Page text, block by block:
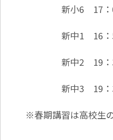
新小6 17：05
新中1 16：50
新中2 19：30
新中3 19：30
※春期講習は高校生